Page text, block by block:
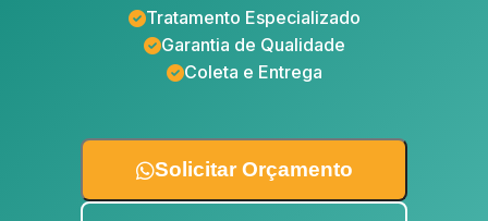
Tratamento Especializado
Garantia de Qualidade
Coleta e Entrega
Solicitar Orçamento